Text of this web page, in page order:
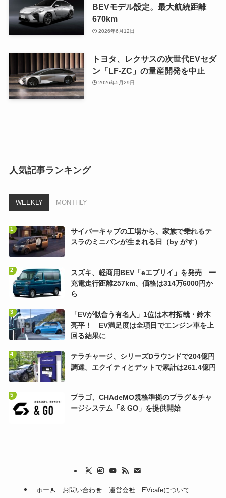
BEVモデル設定。最大航続距離
670km
2026年6月12日
トヨタ、レクサスの次世代EVセダ
ン「LF-ZC」の量産開発を中止
2026年5月29日
人気記事ランキング
WEEKLY MONTHLY
サイバーキャブの工場から、家族で乗れるテ
スラのミニバンが生まれる日（by がす）
スズキ、軽商用BEV「eエブリイ」を発売 一
充電走行距離257km、価格は314万6000円か
ら
「EVが似合う有名人」1位は木村拓哉・鈴木
亮平！ EV満足度は全項目でエンジン車を上
回る結果に
テラチャージ、シリーズDラウンドで204億円
調達。エクイティとデットで累計は261.4億円
プラゴ、CHAdeMO規格準拠のプラグ＆チャ
ージシステム「& GO」を提供開始
ホーム お問い合わせ 運営会社 EVcafeについて